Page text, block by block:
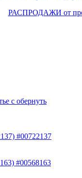
РАСПРОДАЖИ от
с обернуть
#00722137
#00568163